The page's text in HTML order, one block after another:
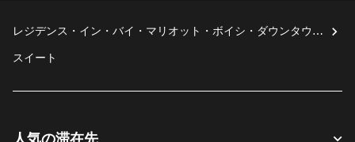
レジデンス・イン・バイ・マリオット・ボイシ・ダウンタウ
スイート
人気の滞在先